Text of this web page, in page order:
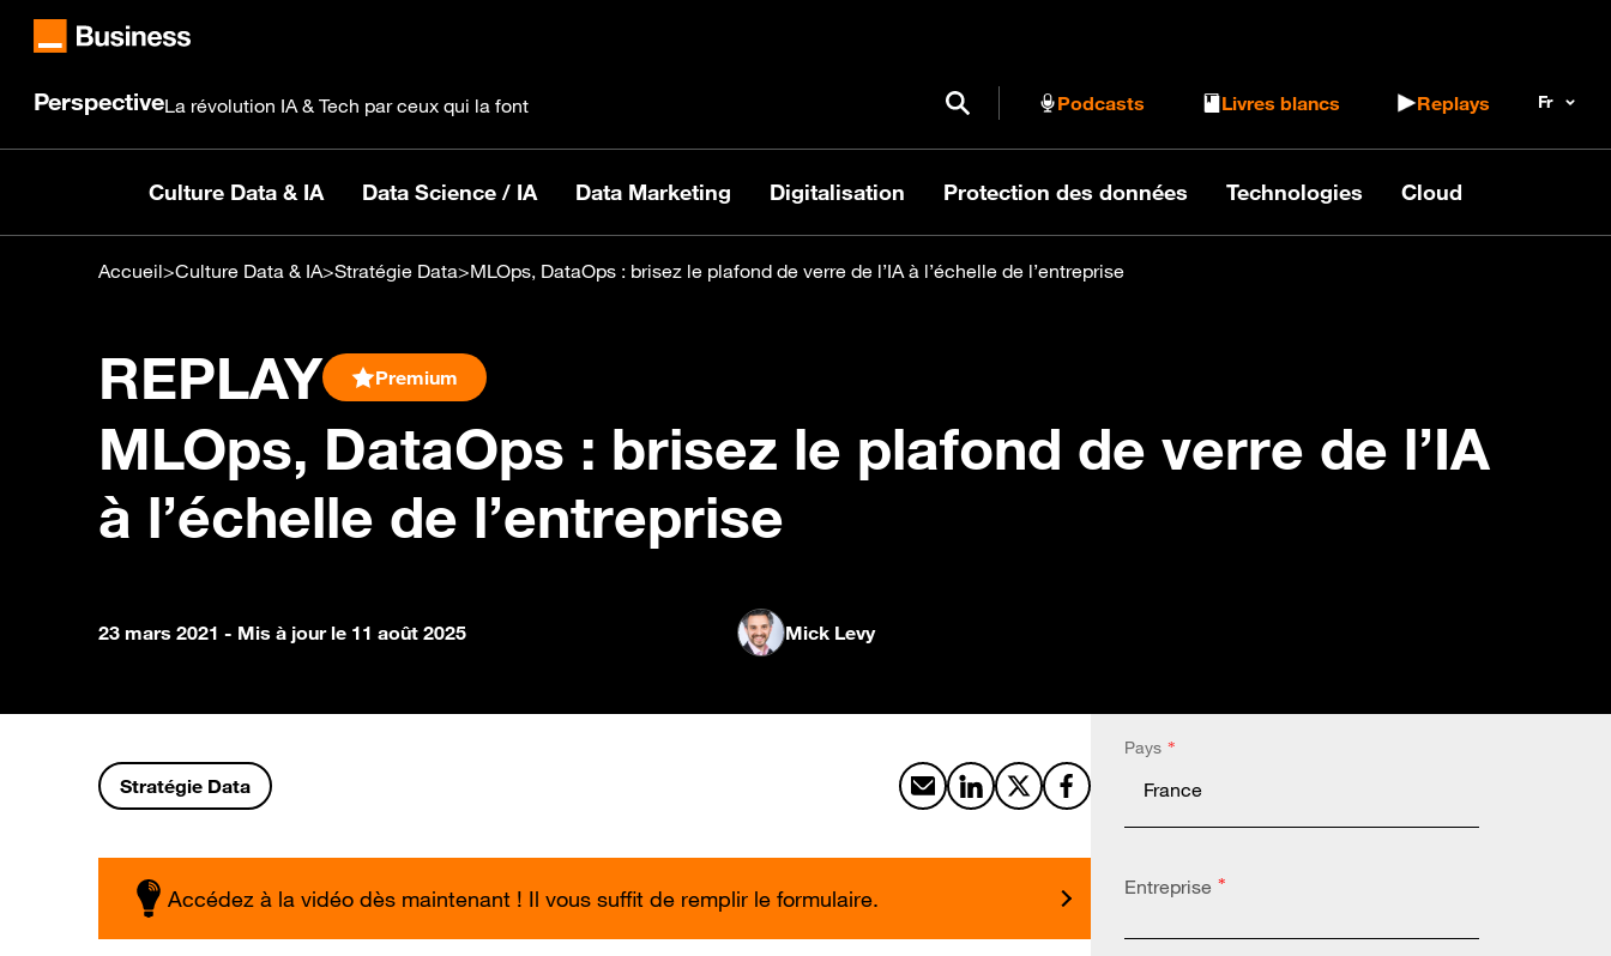
PerspectiveLa révolution IA & Tech par ceux qui la font Ouvrir / Fermer le formulaire de recherche
Podcasts Livres blancs Replays
Culture Data & IA Data Science / IA Data Marketing Digitalisation Protection des données Technologies Cloud
Accueil>Culture Data & IA>Stratégie Data>MLOps, DataOps : brisez le plafond de verre de l’IA à l’échelle de l’entreprise
REPLAY Premium
MLOps, DataOps : brisez le plafond de verre de l’IA
à l’échelle de l’entreprise
23 mars 2021 - Mis à jour le 11 août 2025 Mick Levy
Stratégie Data Partager par email
Partager sur LinkedIn
Partager sur X
Partager sur Facebook
Accédez à la vidéo dès maintenant ! Il vous suffit de remplir le formulaire.
*
Pays
*
Entreprise